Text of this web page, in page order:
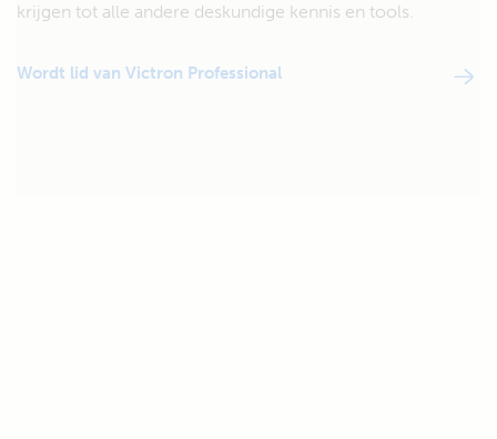
krijgen tot alle andere deskundige kennis en tools.
Wordt lid van Victron Professional